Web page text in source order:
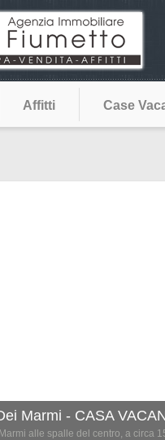
Affitti Case
Marmi - CASA
alle spalle del centro, a circa